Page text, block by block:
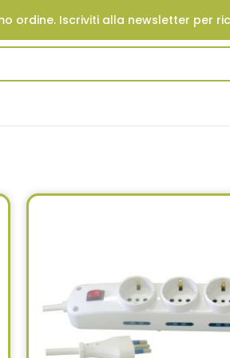
ordine. Iscriviti alla newsletter per